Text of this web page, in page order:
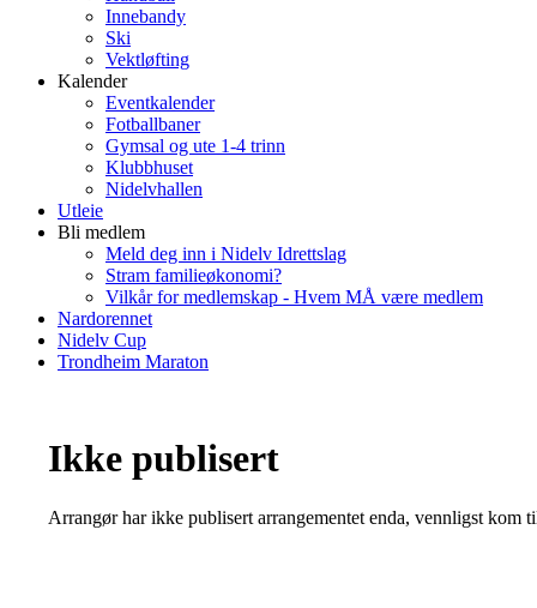
Innebandy
Ski
Vektløfting
Kalender
Eventkalender
Fotballbaner
Gymsal og ute 1-4 trinn
Klubbhuset
Nidelvhallen
Utleie
Bli medlem
Meld deg inn i Nidelv Idrettslag
Stram familieøkonomi?
Vilkår for medlemskap - Hvem MÅ være medlem
Nardorennet
Nidelv Cup
Trondheim Maraton
Ikke publisert
Arrangør har ikke publisert arrangementet enda, vennligst kom